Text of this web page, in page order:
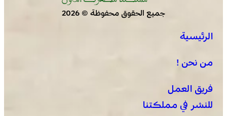
جميع الحقوق محفوظة © 2026
الرئيسية
من نحن !
فريق العمل
للنشر في مملكتنا